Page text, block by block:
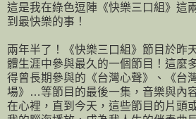
這是我在綠色逗陣《快樂三口組》這
到最快樂的事！
兩年半了！《快樂三口組》節目於昨
體生涯中參與最久的一個節目！這麼
得曾長期參與的《台灣心聲》、《台
場》…等節目的最後一集，音樂與內
在心裡，直到今天，這些節目的片頭